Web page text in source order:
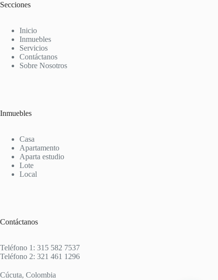
Secciones
Inicio
Inmuebles
Servicios
Contáctanos
Sobre Nosotros
Inmuebles
Casa
Apartamento
Aparta estudio
Lote
Local
Contáctanos
Teléfono 1: 315 582 7537
Teléfono 2: 321 461 1296
Cúcuta, Colombia